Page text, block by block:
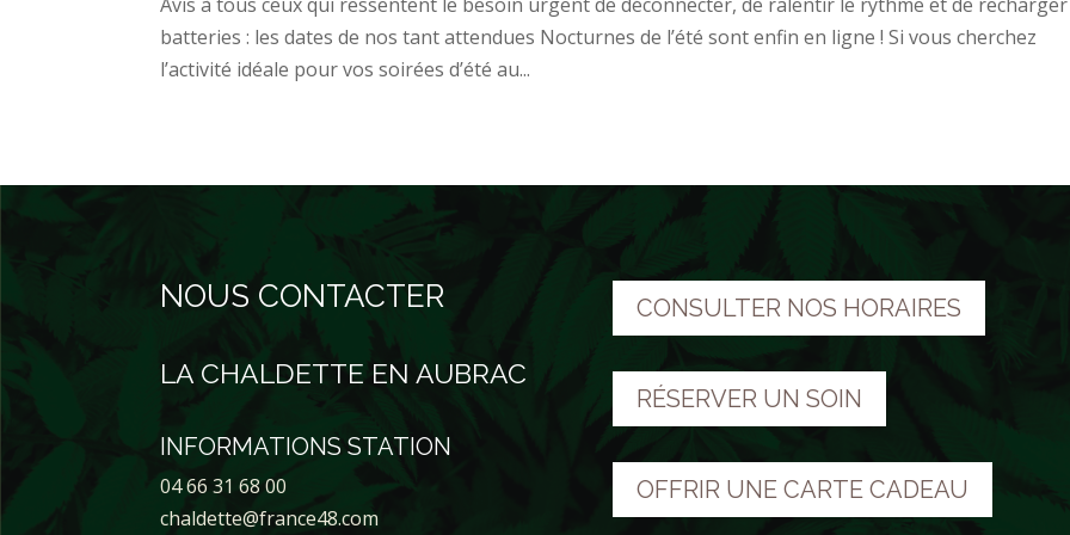
batteries : les dates de nos tant attendues Nocturnes de l’été sont enfin en ligne ! Si vous cherchez
l’activité idéale pour vos soirées d’été au...
NOUS CONTACTER
LA CHALDETTE EN AUBRAC
INFORMATIONS STATION
04 66 31 68 00
chaldette@france48.com
CONSULTER NOS HORAIRES
RÉSERVER UN SOIN
OFFRIR UNE CARTE CADEAU